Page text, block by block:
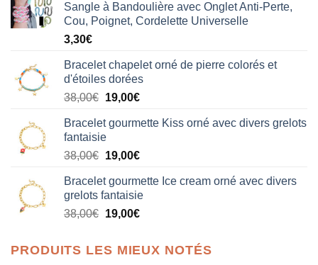
Sangle à Bandoulière avec Onglet Anti-Perte,
Cou, Poignet, Cordelette Universelle
3,30€
Bracelet chapelet orné de pierre colorés et
d'étoiles dorées
38,00€ Le
initial
était :
38,00€.
19,00€Le
actuel
19,00€.
Bracelet gourmette Kiss orné avec divers grelots
fantaisie
38,00€ Le
initial
était :
38,00€.
19,00€Le
actuel
est :
19,00€.
Bracelet gourmette Ice cream orné avec divers
grelots fantaisie
38,00€ Le
était :
19,00€Le
est :
PRODUITS LES MIEUX NOTÉS